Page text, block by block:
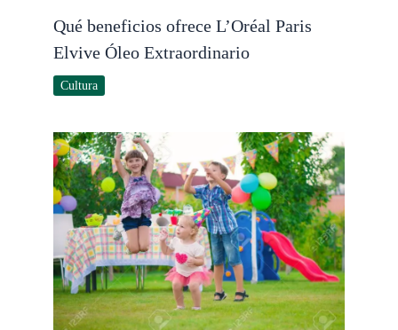
Qué beneficios ofrece L’Oréal Paris
Elvive Óleo Extraordinario
Cultura